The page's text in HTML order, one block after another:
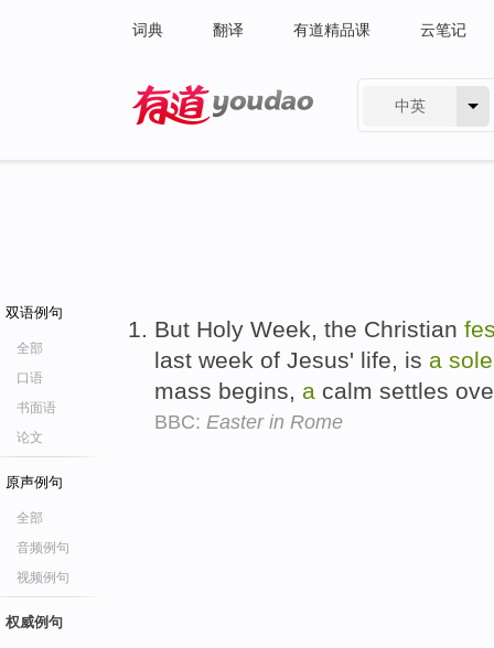
词典 翻译 有道精品课 云笔记
中英
双语例句
全部
口语
书面语
论文
原声例句
全部
音频例句
视频例句
权威例句
But Holy Week, the Christian
last week of Jesus' life, is a
mass begins, a calm settles
BBC: Easter in Rome